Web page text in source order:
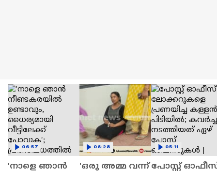
'നാളെ ഞാൻ
06:57
'ഒരു അമ്മ വന്ന്
06:28
പോസ്റ്റ്
05:11